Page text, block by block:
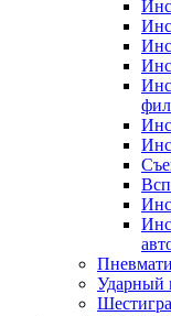
Ударный